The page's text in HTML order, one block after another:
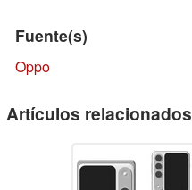
Fuente(s)
Oppo
Artículos relacionados